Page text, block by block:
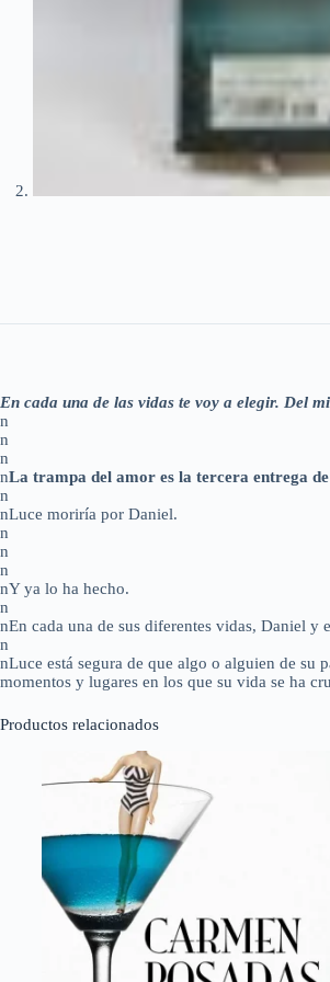
En cada una de las vidas te voy a elegir. Del
n
n
n
nLa trampa del amor es la tercera entrega
n
nLuce moriría por Daniel.
n
n
n
nY ya lo ha hecho.
n
nEn cada una de sus diferentes vidas, Daniel y
n
nLuce está segura de que algo o alguien de su
momentos y lugares en los que su vida se ha
Productos relacionados